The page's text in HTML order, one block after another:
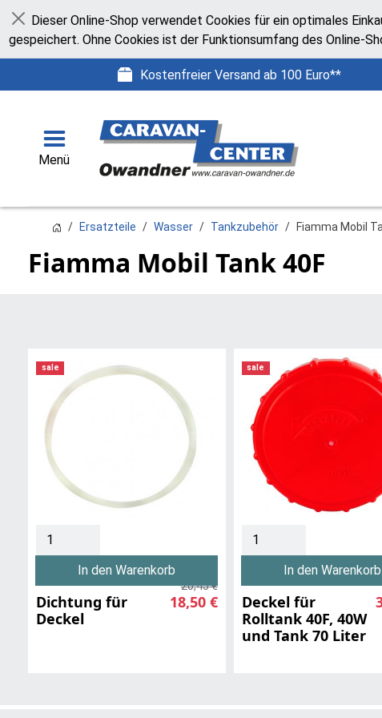
Schließen
Dieser Online-Shop verwendet Cookies für ein optimales
gespeichert. Ohne Cookies ist der Funktionsumfang des Online-
Kostenfreier Versand ab 100 Euro**
Menü
Ersatzteile Wasser Tankzubehör Fiamma Mobil
Fiamma Mobil Tank 40F
sale
In den Warenkorb
Dichtung für
Deckel
20,45 €
18,50 €
sale
In den Warenkorb
Deckel für
Rolltank 40F, 40W
und Tank 70 Liter